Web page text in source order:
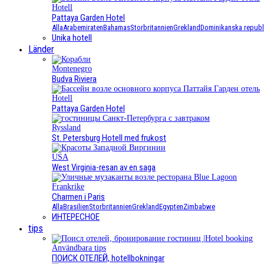
Hotell
Pattaya Garden Hotel
AllaArabemiratenBahamasStorbritannienGreklandDominikanska
Unika hotell
Länder
Montenegro
Budva Riviera
Hotell
Pattaya Garden Hotel
Ryssland
St. Petersburg Hotell med frukost
USA
West Virginia-resan av en saga
Frankrike
Charmen i Paris
AllaBrasilienStorbritannienGreklandEgyptenZimbabwe
ИНТЕРЕСНОЕ
tips
Användbara tips
ПОИСК ОТЕЛЕЙ, hotellbokningar